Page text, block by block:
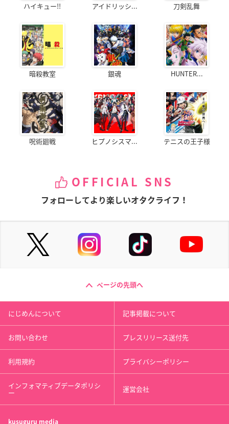
ハイキュー!! アイドリッシ... 刀剣乱舞
暗殺教室 銀魂 HUNTER...
呪術廻戦 ヒプノシスマ... テニスの王子様
OFFICIAL SNS
フォローしてより楽しいオタクライフ！
ページの先頭へ
にじめんについて 記事掲載について
お問い合わせ プレスリリース送付先
利用規約 プライバシーポリシー
インフォマティブデータポリシ
ー 運営会社
kusuguru media